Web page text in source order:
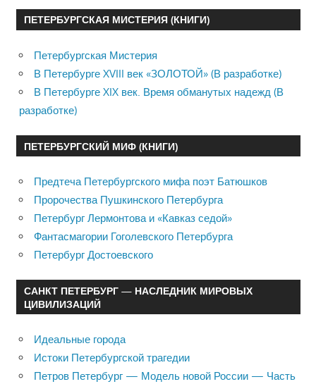
ПЕТЕРБУРГСКАЯ МИСТЕРИЯ (КНИГИ)
Петербургская Мистерия
В Петербурге XVIII век «ЗОЛОТОЙ» (В разработке)
В Петербурге XIX век. Время обманутых надежд (В
разработке)
ПЕТЕРБУРГСКИЙ МИФ (КНИГИ)
Предтеча Петербургского мифа поэт Батюшков
Пророчества Пушкинского Петербурга
Петербург Лермонтова и «Кавказ седой»
Фантасмагории Гоголевского Петербурга
Петербург Достоевского
САНКТ ПЕТЕРБУРГ — НАСЛЕДНИК МИРОВЫХ
ЦИВИЛИЗАЦИЙ
Идеальные города
Истоки Петербургской трагедии
Петров Петербург — Модель новой России — Часть